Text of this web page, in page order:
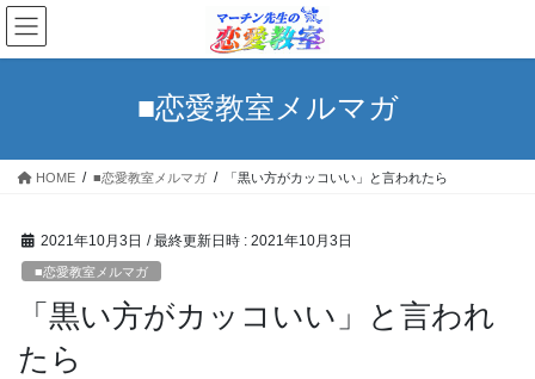
コ
ン
テ
ス
ナ
ビ
ゲ
ン
■恋愛教室メルマガ
HOME ■恋愛教室メルマガ 「黒い方がカッコいい」と言われたら
2021年10月3日 / 最終更新日時 : 2021年10月3日
■恋愛教室メルマガ
「黒い方がカッコいい」と言われ
たら